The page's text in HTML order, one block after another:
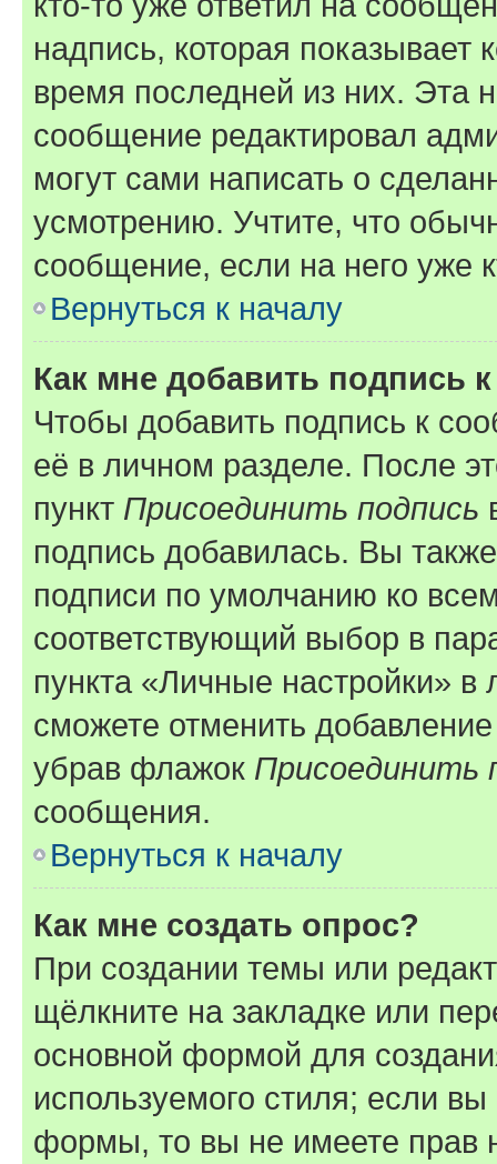
надпись, которая показывает
время последней из них. Эта
сообщение редактировал
могут сами написать о
усмотрению. Учтите, что
сообщение, если на него уже
Вернуться к началу
Как мне добавить подпись
Чтобы добавить подпись к
её в личном разделе. После
пункт Присоединить подпись
подпись добавилась. Вы
подписи по умолчанию ко
соответствующий выбор в
пункта «Личные настройки»
сможете отменить
убрав флажок Присоединить
сообщения.
Вернуться к началу
Как мне создать опрос?
При создании темы или
щёлкните на закладке или
основной формой для
используемого стиля; если
формы, то вы не имеете прав